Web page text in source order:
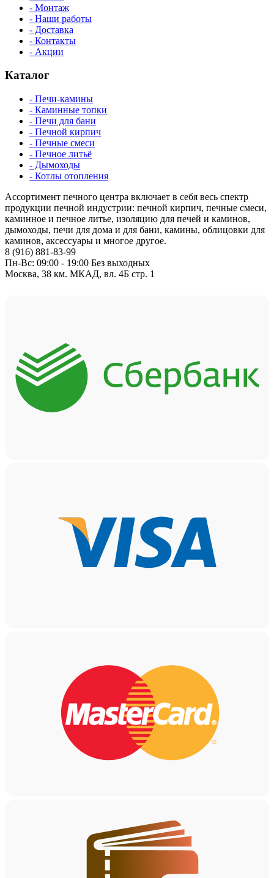
- Монтаж
- Наши работы
- Доставка
- Контакты
- Акции
Каталог
- Печи-камины
- Каминные топки
- Печи для бани
- Печной кирпич
- Печные смеси
- Печное литьё
- Дымоходы
- Котлы отопления
Ассортимент печного центра включает в себя весь спектр
продукции печной индустрии: печной кирпич, печные смеси,
каминное и печное литье, изоляцию для печей и каминов,
дымоходы, печи для дома и для бани, камины, облицовки для
каминов, аксессуары и многое другое.
8 (916) 881-83-99
Пн-Вс: 09:00 - 19:00 Без выходных
Москва, 38 км. МКАД, вл. 4Б стр. 1